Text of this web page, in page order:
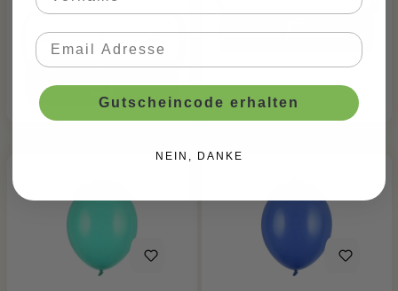
Gutscheincode erhalten
NEIN, DANKE